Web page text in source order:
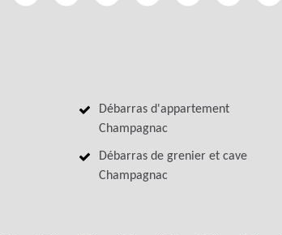
Débarras d'appartement
Champagnac
Débarras de grenier et cave
Champagnac